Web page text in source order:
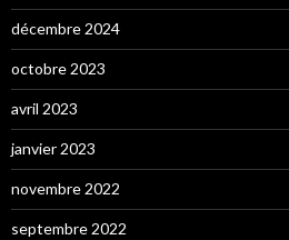
décembre 2024
octobre 2023
avril 2023
janvier 2023
novembre 2022
septembre 2022